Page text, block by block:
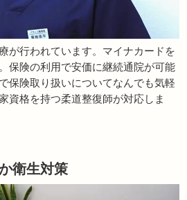
が行われています。マイナカードを
保険の利用で安価に継続通院が可能
保険取り扱いについてなんでも気軽
資格を持つ柔道整復師が対応しま
衛生対策